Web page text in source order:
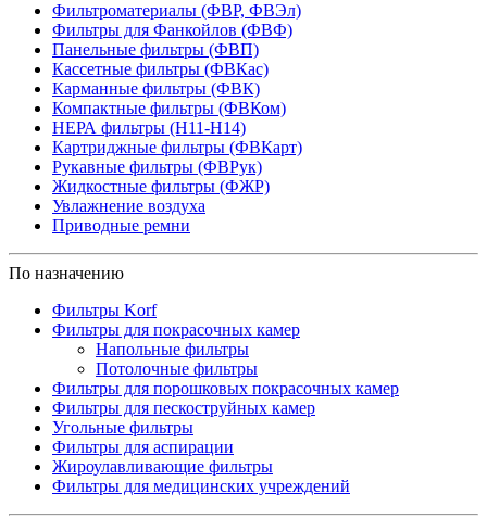
Фильтроматериалы (ФВР, ФВЭл)
Фильтры для Фанкойлов (ФВФ)
Панельные фильтры (ФВП)
Кассетные фильтры (ФВКас)
Карманные фильтры (ФВК)
Компактные фильтры (ФВКом)
НЕРА фильтры (H11-H14)
Картриджные фильтры (ФВКарт)
Рукавные фильтры (ФВРук)
Жидкостные фильтры (ФЖР)
Увлажнение воздуха
Приводные ремни
По назначению
Фильтры Korf
Фильтры для покрасочных камер
Напольные фильтры
Потолочные фильтры
Фильтры для порошковых покрасочных камер
Фильтры для пескоструйных камер
Угольные фильтры
Фильтры для аспирации
Жироулавливающие фильтры
Фильтры для медицинских учреждений